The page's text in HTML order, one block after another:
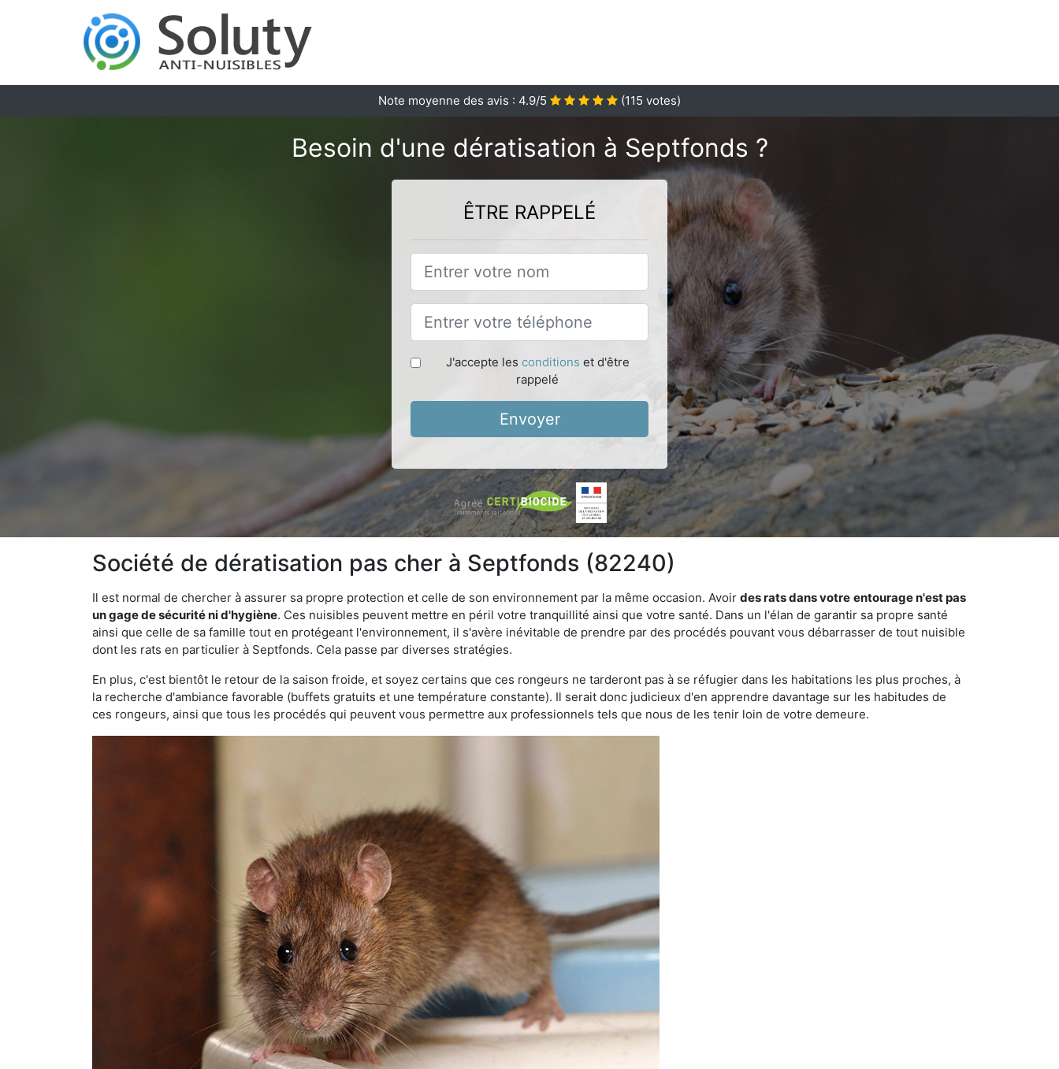
Note moyenne des avis : 4.9/5 (115 votes)
Besoin d'une dératisation à Septfonds ?
ÊTRE RAPPELÉ
J'accepte les conditions et d'être
rappelé
Envoyer
Société de dératisation pas cher à Septfonds (82240)
Il est normal de chercher à assurer sa propre protection et celle de son environnement par la même occasion. Avoir des rats dans votre entourage n'est pas
un gage de sécurité ni d'hygiène. Ces nuisibles peuvent mettre en péril votre tranquillité ainsi que votre santé. Dans un l'élan de garantir sa propre santé
ainsi que celle de sa famille tout en protégeant l'environnement, il s'avère inévitable de prendre par des procédés pouvant vous débarrasser de tout nuisible
dont les rats en particulier à Septfonds. Cela passe par diverses stratégies.
En plus, c'est bientôt le retour de la saison froide, et soyez certains que ces rongeurs ne tarderont pas à se réfugier dans les habitations les plus proches, à
la recherche d'ambiance favorable (buffets gratuits et une température constante). Il serait donc judicieux d'en apprendre davantage sur les habitudes de
ces rongeurs, ainsi que tous les procédés qui peuvent vous permettre aux professionnels tels que nous de les tenir loin de votre demeure.